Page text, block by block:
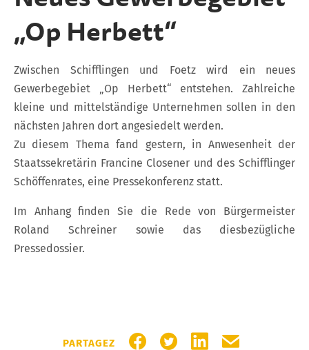
„Op Herbett“
Zwischen Schifflingen und Foetz wird ein neues
Gewerbegebiet „Op Herbett“ entstehen. Zahlreiche
kleine und mittelständige Unternehmen sollen in den
nächsten Jahren dort angesiedelt werden.
Zu diesem Thema fand gestern, in Anwesenheit der
Staatssekretärin Francine Closener und des Schifflinger
Schöffenrates, eine Pressekonferenz statt.
Im Anhang finden Sie die Rede von Bürgermeister
Roland Schreiner sowie das diesbezügliche
Pressedossier.
PARTAGEZ
PARTAGER SUR FACEBOOK
PARTAGER SUR TWITTER
PARTAGER SUR
PARTAGER